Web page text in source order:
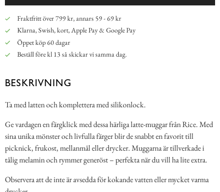
Fraktfritt över 799 kr, annars 59 - 69 kr
Klarna, Swish, kort, Apple Pay & Google Pay
Öppet köp 60 dagar
Beställ före kl 13 så skickar vi samma dag.
BESKRIVNING
Ta med latten och komplettera med silikonlock.
Ge vardagen en färgklick med dessa härliga latte-muggar från Rice. Med
sina unika mönster och livfulla färger blir de snabbt en favorit till
picknick, frukost, mellanmål eller drycker. Muggarna är tillverkade i
tålig melamin och rymmer generöst – perfekta när du vill ha lite extra.
Observera att de inte är avsedda för kokande vatten eller mycket varma